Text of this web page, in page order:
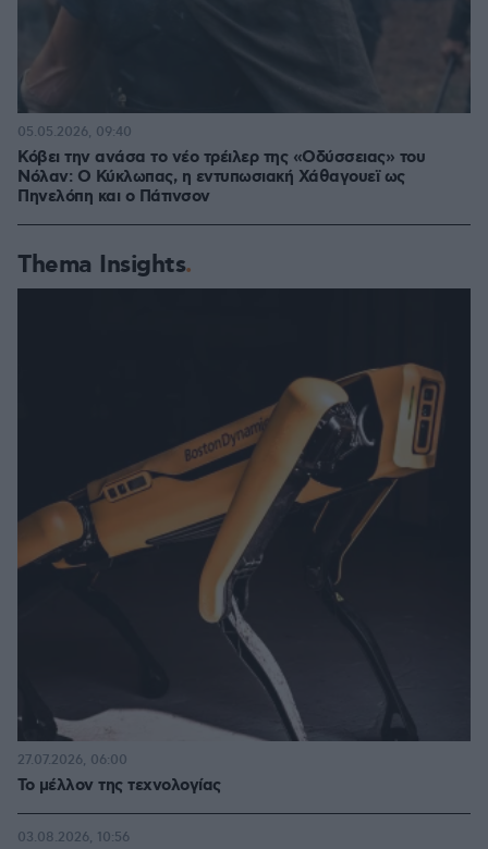
Κόβει την ανάσα το νέο τρέιλερ της «Οδύσσειας» του
Νόλαν: Ο Κύκλωπας, η εντυπωσιακή Χάθαγουεϊ ως
Πηνελόπη και ο Πάτινσον
05.05.2026, 09:40
Thema Insights
Το μέλλον της τεχνολογίας
27.07.2026, 06:00
03.08.2026, 10:56